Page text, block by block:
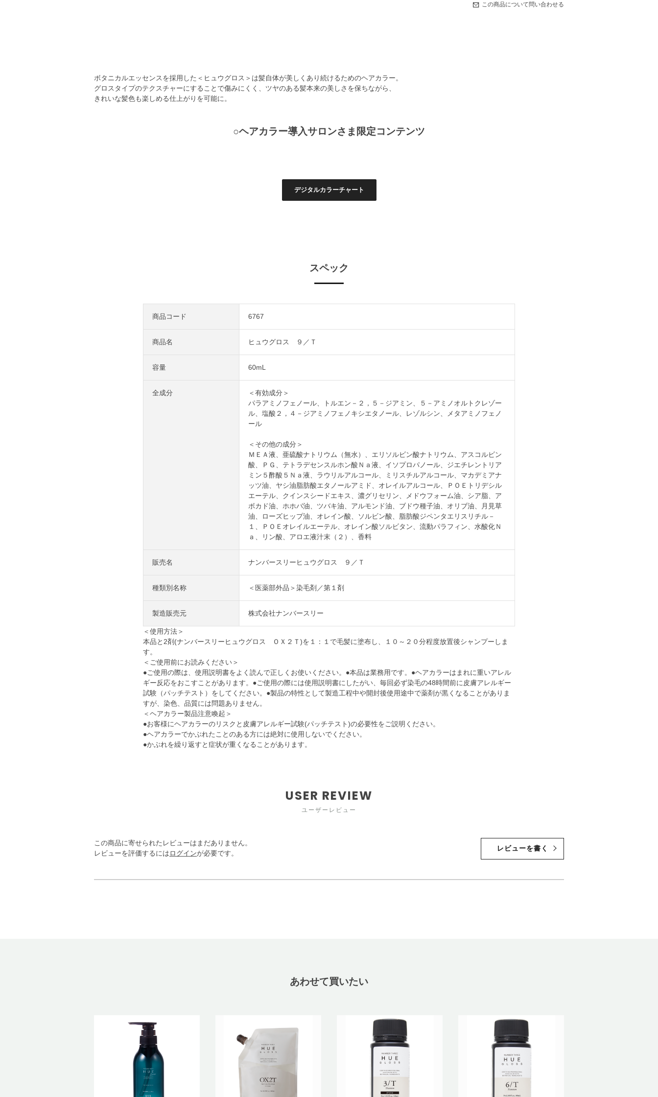
この商品について問い合わせる
ボタニカルエッセンスを採用した＜ヒュウグロス＞は髪自体が美しくあり続けるためのヘアカラー。
グロスタイプのテクスチャーにすることで傷みにくく、ツヤのある髪本来の美しさを保ちながら、
きれいな髪色も楽しめる仕上がりを可能に。
○ヘアカラー導入サロンさま限定コンテンツ
デジタルカラーチャート
スペック
商品コード 6767
商品名 ヒュウグロス ９／Ｔ
容量 60mL
全成分
＜有効成分＞
パラアミノフェノール、トルエン－２，５－ジアミン、５－アミノオルトクレゾー
ル、塩酸２，４－ジアミノフェノキシエタノール、レゾルシン、メタアミノフェノ
ール
＜その他の成分＞
ＭＥＡ液、亜硫酸ナトリウム（無水）、エリソルビン酸ナトリウム、アスコルビン
酸、ＰＧ、テトラデセンスルホン酸Ｎａ液、イソプロパノール、ジエチレントリア
ミン５酢酸５Ｎａ液、ラウリルアルコール、ミリスチルアルコール、マカデミアナ
ッツ油、ヤシ油脂肪酸エタノールアミド、オレイルアルコール、ＰＯＥトリデシル
エーテル、クインスシードエキス、濃グリセリン、メドウフォーム油、シア脂、ア
ボカド油、ホホバ油、ツバキ油、アルモンド油、ブドウ種子油、オリブ油、月見草
油、ローズヒップ油、オレイン酸、ソルビン酸、脂肪酸ジペンタエリスリチル－
１、ＰＯＥオレイルエーテル、オレイン酸ソルビタン、流動パラフィン、水酸化Ｎ
ａ、リン酸、アロエ液汁末（２）、香料
販売名 ナンバースリーヒュウグロス ９／Ｔ
種類別名称 ＜医薬部外品＞染毛剤／第１剤
製造販売元 株式会社ナンバースリー
＜使用方法＞
本品と2剤(ナンバースリーヒュウグロス ＯＸ２Ｔ)を１：１で毛髪に塗布し、１０～２０分程度放置後シャンプーしま
す。
＜ご使用前にお読みください＞
●ご使用の際は、使用説明書をよく読んで正しくお使いください。●本品は業務用です。●ヘアカラーはまれに重いアレル
ギー反応をおこすことがあります。●ご使用の際には使用説明書にしたがい、毎回必ず染毛の48時間前に皮膚アレルギー
試験（パッチテスト）をしてください。●製品の特性として製造工程中や開封後使用途中で薬剤が黒くなることがありま
すが、染色、品質には問題ありません。
＜ヘアカラー製品注意喚起＞
●お客様にヘアカラーのリスクと皮膚アレルギー試験(パッチテスト)の必要性をご説明ください。
●ヘアカラーでかぶれたことのある方には絶対に使用しないでください。
●かぶれを繰り返すと症状が重くなることがあります。
USER REVIEW
ユーザーレビュー
この商品に寄せられたレビューはまだありません。
レビューを評価するにはログインが必要です。 レビューを書く
あわせて買いたい